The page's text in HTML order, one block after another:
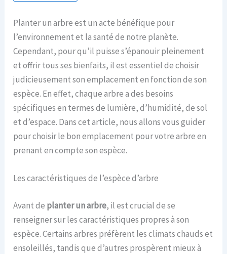
Planter un arbre est un acte bénéfique pour
l’environnement et la santé de notre planète.
Cependant, pour qu’il puisse s’épanouir pleinement
et offrir tous ses bienfaits, il est essentiel de choisir
judicieusement son emplacement en fonction de son
espèce. En effet, chaque arbre a des besoins
spécifiques en termes de lumière, d’humidité, de sol
et d’espace. Dans cet article, nous allons vous guider
pour choisir le bon emplacement pour votre arbre en
prenant en compte son espèce.
Les caractéristiques de l’espèce d’arbre
Avant de planter un arbre, il est crucial de se
renseigner sur les caractéristiques propres à son
espèce. Certains arbres préfèrent les climats chauds et
ensoleillés, tandis que d’autres prospèrent mieux à